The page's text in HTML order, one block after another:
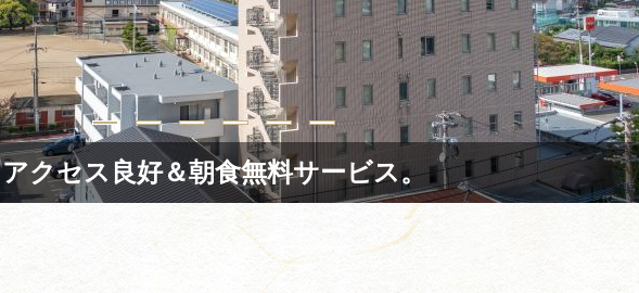
アクセス良好＆朝食無料サービス。